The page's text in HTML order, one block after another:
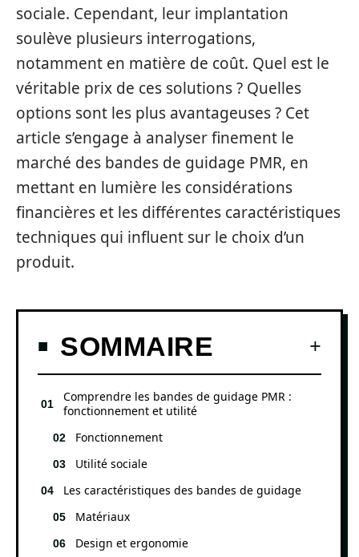
sociale. Cependant, leur implantation
soulève plusieurs interrogations,
notamment en matière de coût. Quel est le
véritable prix de ces solutions ? Quelles
options sont les plus avantageuses ? Cet
article s’engage à analyser finement le
marché des bandes de guidage PMR, en
mettant en lumière les considérations
financières et les différentes caractéristiques
techniques qui influent sur le choix d’un
produit.
SOMMAIRE
Comprendre les bandes de guidage PMR :
fonctionnement et utilité
Fonctionnement
Utilité sociale
Les caractéristiques des bandes de guidage
Matériaux
Design et ergonomie